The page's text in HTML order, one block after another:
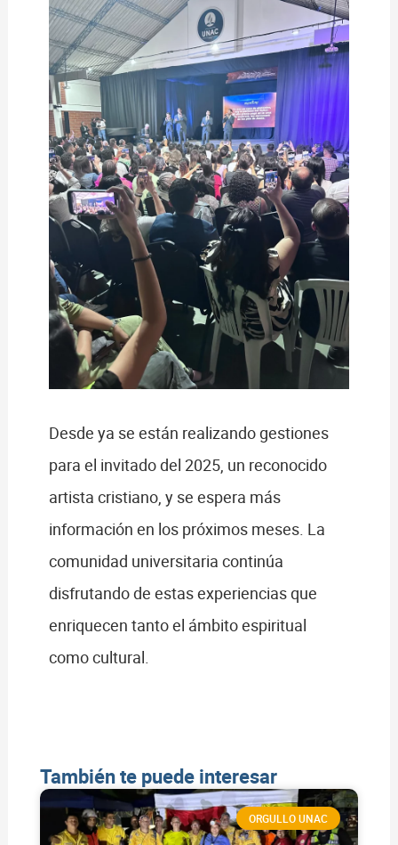
Desde ya se están realizando gestiones
para el invitado del 2025, un reconocido
artista cristiano, y se espera más
información en los próximos meses. La
comunidad universitaria continúa
disfrutando de estas experiencias que
enriquecen tanto el ámbito espiritual
como cultural.
También te puede interesar
ORGULLO UNAC